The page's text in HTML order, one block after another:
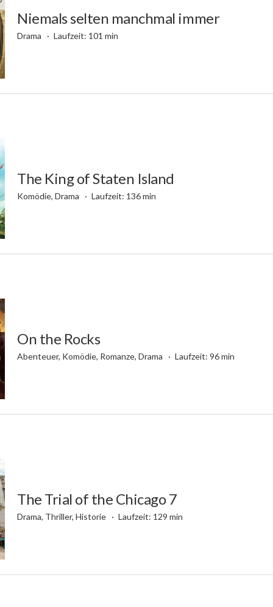
Niemals selten manchmal immer
Drama Laufzeit: 101 min
The King of Staten Island
Komödie, Drama Laufzeit: 136 min
On the Rocks
Abenteuer, Komödie, Romanze, Drama Laufzeit: 96 min
The Trial of the Chicago 7
Drama, Thriller, Historie Laufzeit: 129 min